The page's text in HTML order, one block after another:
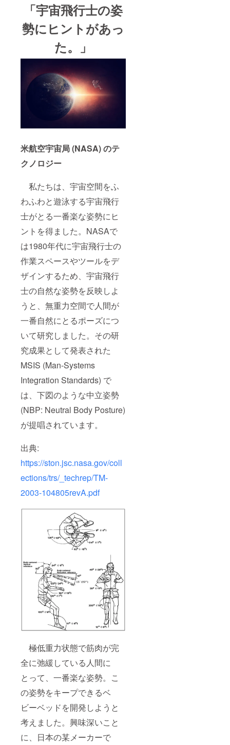
「宇宙飛行士の姿
勢にヒントがあっ
た。」
米航空宇宙局 (NASA) のテ
クノロジー
私たちは、宇宙空間をふ
わふわと遊泳する宇宙飛行
士がとる一番楽な姿勢にヒ
ントを得ました。NASAで
は1980年代に宇宙飛行士の
作業スペースやツールをデ
ザインするため、宇宙飛行
士の自然な姿勢を反映しよ
うと、無重力空間で人間が
一番自然にとるポーズにつ
いて研究しました。その研
究成果として発表された
MSIS (Man-Systems
Integration Standards) で
は、下図のような中立姿勢
(NBP: Neutral Body Posture)
が提唱されています。
出典:
https://ston.jsc.nasa.gov/coll
ections/trs/_techrep/TM-
2003-104805revA.pdf
極低重力状態で筋肉が完
全に弛緩している人間に
とって、一番楽な姿勢。こ
の姿勢をキープできるベ
ビーベッドを開発しようと
考えました。興味深いこと
に、日本の某メーカーで